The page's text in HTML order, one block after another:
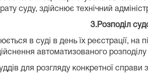
суду, здійснює технічний
3.Розподіл
в суді в день їх реєстрації,
автоматизованого
для розгляду конкретної